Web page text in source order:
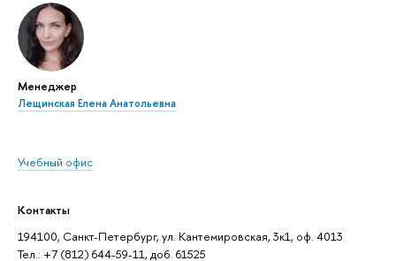
Менеджер
Лещинская Елена Анатольевна
Учебный офис
Контакты
194100, Санкт-Петербург, ул. Кантемировская, 3к1, оф. 4013
Тел.: +7 (812) 644-59-11, доб. 61525